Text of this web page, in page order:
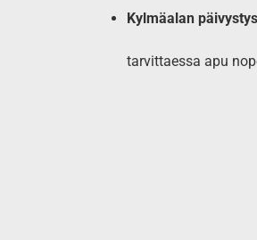
Kylmäalan päivystys
tarvittaessa apu